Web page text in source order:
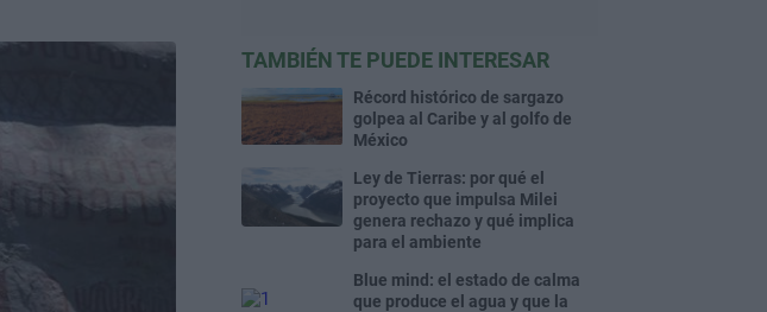
TAMBIÉN TE PUEDE INTERESAR
Récord histórico de sargazo
golpea al Caribe y al golfo de
México
Ley de Tierras: por qué el
proyecto que impulsa Milei
genera rechazo y qué implica
para el ambiente
Blue mind: el estado de calma
que produce el agua y que la